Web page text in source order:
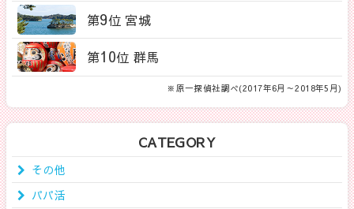
第9位 宮城
第10位 群馬
※原一探偵社調べ(2017年6月～2018年5月)
CATEGORY
その他
パパ活